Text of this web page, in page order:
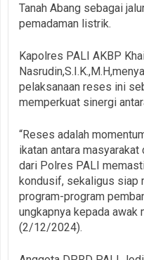
Tanah Abang sebagai
pemadaman listrik.
Kapolres PALI AKBP
pelaksanaan reses ini
memperkuat sinergi
“Reses adalah
ikatan antara
dari Polres PALI
kondusif, sekaligus siap
program-program
ungkapnya kepada awak
(2/12/2024).